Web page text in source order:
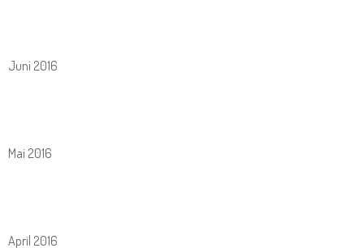
Juni 2016
Mai 2016
April 2016